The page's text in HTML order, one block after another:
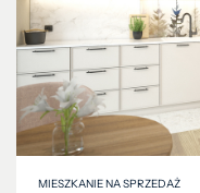
MIESZKANIE NA SPRZEDAŻ